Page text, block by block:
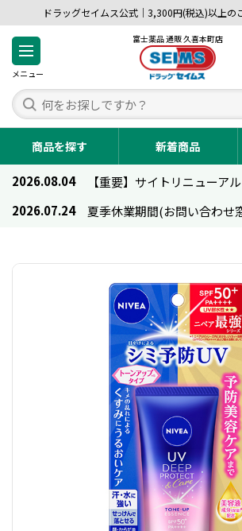
ドラッグセイムス公式｜3,300円(税込)以上の
メニュー
富士薬品 通販 久喜本町店
商品を探す 新着商品
2026.08.04
2026.07.24